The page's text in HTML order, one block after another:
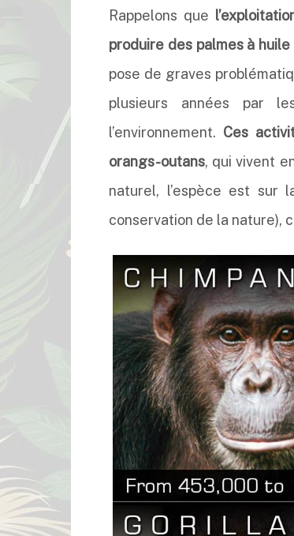
Rappelons que
produire des palmes à
pose de graves
plusieurs années par
l’environnement. Ces
orangs-outans, qui vivent
naturel, l’espèce est sur
conservation de la nature),